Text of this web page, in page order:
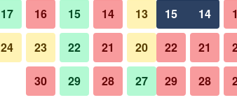
عرض الأسعار
عرض الأسعار
14
15
21
22
28
29
13
14
15
16
17
20
21
22
23
24
27
28
29
30